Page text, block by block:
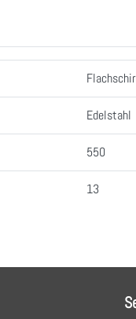
Edelstahl
550
13